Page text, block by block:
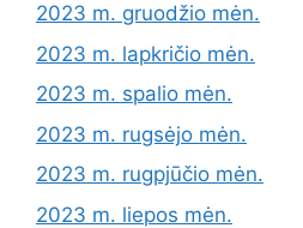
2023 m. gruodžio mėn.
2023 m. lapkričio mėn.
2023 m. spalio mėn.
2023 m. rugsėjo mėn.
2023 m. rugpjūčio mėn.
2023 m. liepos mėn.